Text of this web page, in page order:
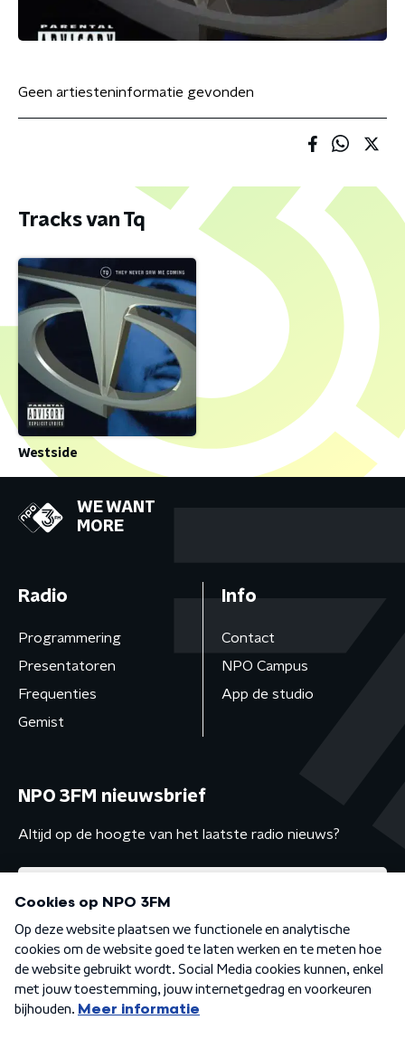
Geen artiesteninformatie gevonden
Tracks van Tq
Westside
WE WANT
MORE
Radio
Programmering
Presentatoren
Frequenties
Gemist
Info
Contact
NPO Campus
App de studio
NPO 3FM nieuwsbrief
Altijd op de hoogte van het laatste radio nieuws?
Algemene voorwaarden Privacybeleid